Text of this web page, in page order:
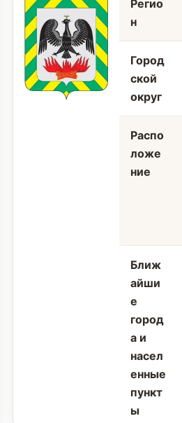
Регио
н
Город
ской
округ
Распо
ложе
ние
Ближ
айши
е
город
а и
насел
енные
пункт
ы